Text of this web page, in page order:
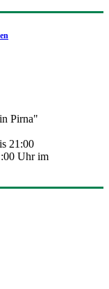
Pirna"
21:00
Uhr im